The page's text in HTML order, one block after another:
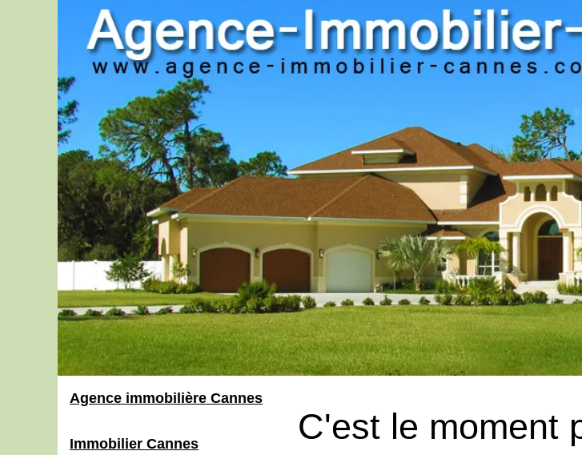
C'est le moment
Agence immobilière Cannes
Immobilier Cannes